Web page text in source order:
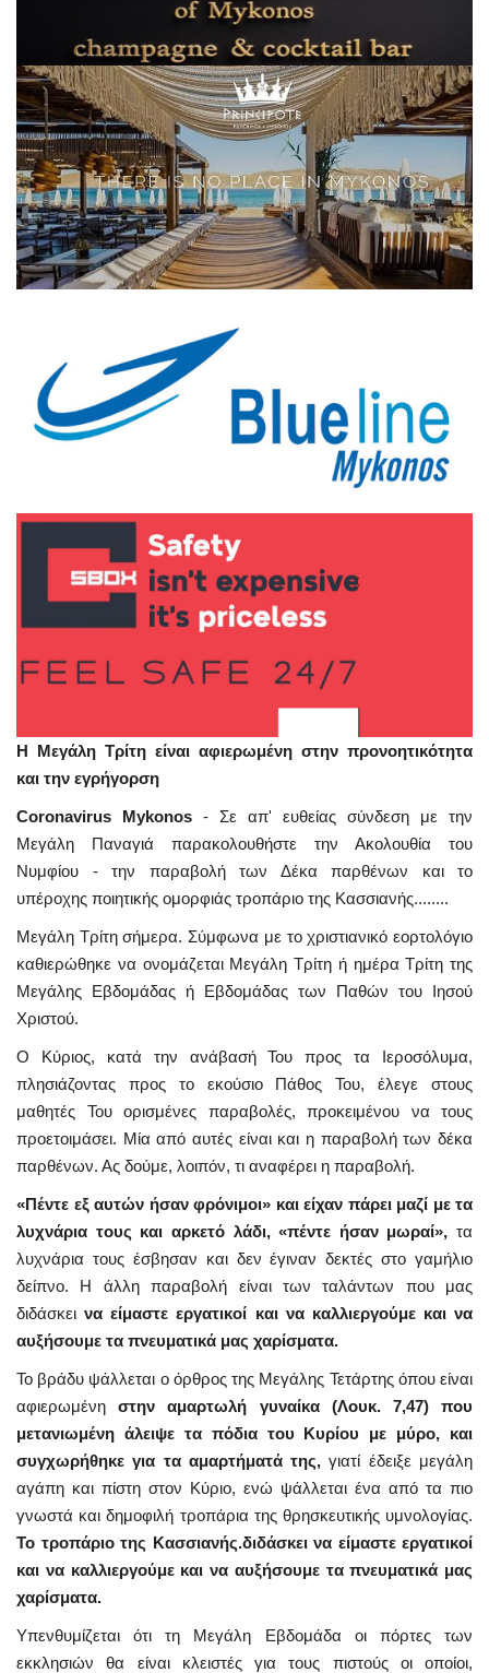
Elections 2023
Γλώσσα
Ελληνικά English
Η Μεγάλη Τρίτη είναι αφιερωμένη στην προνοητικότητα
και την εγρήγορση
Coronavirus Mykonos - Σε απ' ευθείας σύνδεση με την
Μεγάλη Παναγιά παρακολουθήστε την Ακολουθία του
Νυμφίου - την παραβολή των Δέκα παρθένων και το
υπέροχης ποιητικής ομορφιάς τροπάριο της Κασσιανής........
Μεγάλη Τρίτη σήμερα. Σύμφωνα με το χριστιανικό εορτολόγιο
καθιερώθηκε να ονομάζεται Μεγάλη Τρίτη ή ημέρα Τρίτη της
Μεγάλης Εβδομάδας ή Εβδομάδας των Παθών του Ιησού
Χριστού.
Ο Κύριος, κατά την ανάβασή Του προς τα Ιεροσόλυμα,
πλησιάζοντας προς το εκούσιο Πάθος Του, έλεγε στους
μαθητές Του ορισμένες παραβολές, προκειμένου να τους
προετοιμάσει. Μία από αυτές είναι και η παραβολή των δέκα
παρθένων. Ας δούμε, λοιπόν, τι αναφέρει η παραβολή.
«Πέντε εξ αυτών ήσαν φρόνιμοι» και είχαν πάρει μαζί με τα
λυχνάρια τους και αρκετό λάδι, «πέντε ήσαν μωραί», τα
λυχνάρια τους έσβησαν και δεν έγιναν δεκτές στο γαμήλιο
δείπνο. Η άλλη παραβολή είναι των ταλάντων που μας
διδάσκεινα είμαστε εργατικοί και να καλλιεργούμε και να
αυξήσουμε τα πνευματικά μας χαρίσματα.
Το βράδυ ψάλλεται ο όρθρος της Μεγάλης Τετάρτης όπου είναι
αφιερωμένη στην αμαρτωλή γυναίκα (Λουκ. 7,47) που
μετανιωμένη άλειψε τα πόδια του Κυρίου με μύρο, και
συγχωρήθηκε για τα αμαρτήματά της, γιατί έδειξε μεγάλη
αγάπη και πίστη στον Κύριο, ενώ ψάλλεται ένα από τα πιο
γνωστά και δημοφιλή τροπάρια της θρησκευτικής υμνολογίας.
Το τροπάριο της Κασσιανής.διδάσκει να είμαστε εργατικοί
και να καλλιεργούμε και να αυξήσουμε τα πνευματικά μας
χαρίσματα.
Υπενθυμίζεται ότι τη Μεγάλη Εβδομάδα οι πόρτες των
εκκλησιών θα είναι κλειστές για τους πιστούς οι οποίοι,